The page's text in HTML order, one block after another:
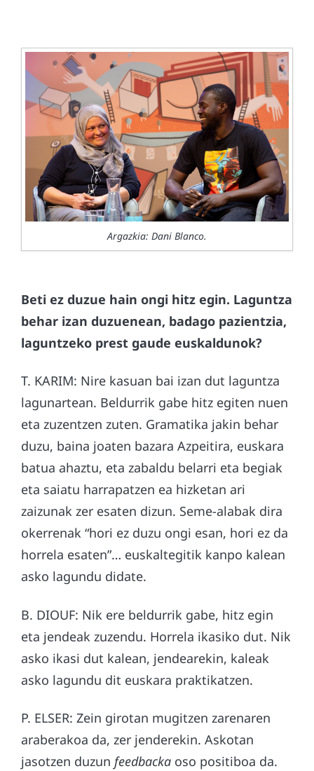
Argazkia: Dani Blanco.
Beti ez duzue hain ongi hitz egin. Laguntza
behar izan duzuenean, badago pazientzia,
laguntzeko prest gaude euskaldunok?
T. KARIM: Nire kasuan bai izan dut laguntza
lagunartean. Beldurrik gabe hitz egiten nuen
eta zuzentzen zuten. Gramatika jakin behar
duzu, baina joaten bazara Azpeitira, euskara
batua ahaztu, eta zabaldu belarri eta begiak
eta saiatu harrapatzen ea hizketan ari
zaizunak zer esaten dizun. Seme-alabak dira
okerrenak “hori ez duzu ongi esan, hori ez da
horrela esaten”… euskaltegitik kanpo kalean
asko lagundu didate.
B. DIOUF: Nik ere beldurrik gabe, hitz egin
eta jendeak zuzendu. Horrela ikasiko dut. Nik
asko ikasi dut kalean, jendearekin, kaleak
asko lagundu dit euskara praktikatzen.
P. ELSER: Zein girotan mugitzen zarenaren
araberakoa da, zer jenderekin. Askotan
jasotzen duzun feedbacka oso positiboa da.